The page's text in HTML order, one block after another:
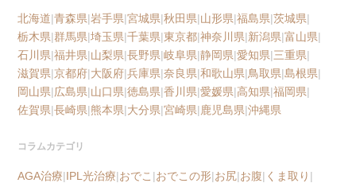
北海道|青森県|岩手県|宮城県|秋田県|山形県|福島県|茨城県|
栃木県|群馬県|埼玉県|千葉県|東京都|神奈川県|新潟県|富山県|
石川県|福井県|山梨県|長野県|岐阜県|静岡県|愛知県|三重県|
滋賀県|京都府|大阪府|兵庫県|奈良県|和歌山県|鳥取県|島根県|
岡山県|広島県|山口県|徳島県|香川県|愛媛県|高知県|福岡県|
佐賀県|長崎県|熊本県|大分県|宮崎県|鹿児島県|沖縄県
コラムカテゴリ
AGA治療|IPL光治療|おでこ |おでこの形|お尻|お腹| くま取り |